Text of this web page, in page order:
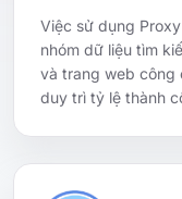
Việc sử dụng
nhóm dữ liệu tìm
và trang web công
duy trì tỷ lệ thành